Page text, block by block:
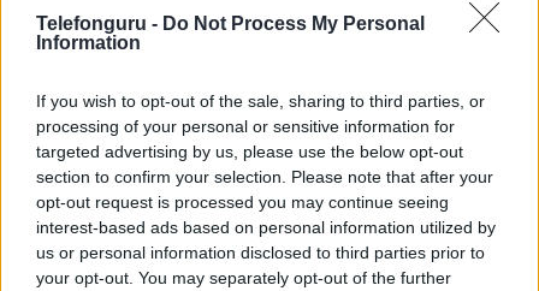
Telefonguru - Do Not Process My Personal
Information
If you wish to opt-out of the sale, sharing to third parties, or
processing of your personal or sensitive information for
targeted advertising by us, please use the below opt-out
section to confirm your selection. Please note that after your
opt-out request is processed you may continue seeing
interest-based ads based on personal information utilized by
us or personal information disclosed to third parties prior to
your opt-out. You may separately opt-out of the further
Euro Gsm
232.000 Ft (új)